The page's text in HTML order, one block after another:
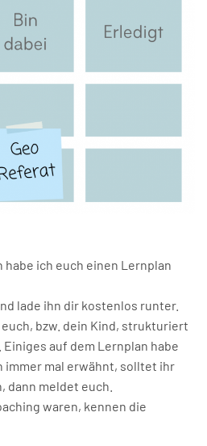
ich euch einen Lernplan
lade ihn dir kostenlos runter.
bzw. dein Kind, strukturiert
auf dem Lernplan habe
immer mal erwähnt, solltet ihr
meldet euch.
waren, kennen die